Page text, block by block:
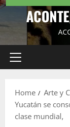
Primary
Home
Arte y
Yucatán se
clase mundial,